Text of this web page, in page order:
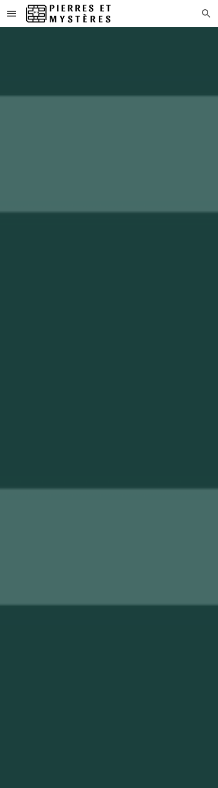
Skip to main content Skip to navigation